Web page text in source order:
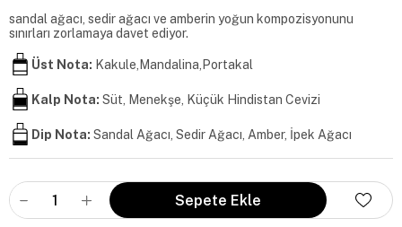
sandal ağacı, sedir ağacı ve amberin yoğun kompozisyonunu
sınırları zorlamaya davet ediyor.
Üst Nota: Kakule,Mandalina,Portakal
Kalp Nota: Süt, Menekşe, Küçük Hindistan Cevizi
Dip Nota: Sandal Ağacı, Sedir Ağacı, Amber, İpek Ağacı